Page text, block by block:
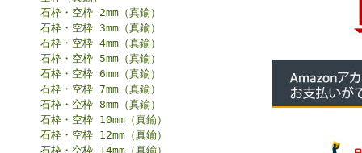
石枠・空枠 2mm（真鍮）
石枠・空枠 3mm（真鍮）
石枠・空枠 4mm（真鍮）
石枠・空枠 5mm（真鍮）
石枠・空枠 6mm（真鍮）
石枠・空枠 7mm（真鍮）
石枠・空枠 8mm（真鍮）
石枠・空枠 10mm（真鍮）
石枠・空枠 12mm（真鍮）
石枠・空枠 14mm（真鍮）